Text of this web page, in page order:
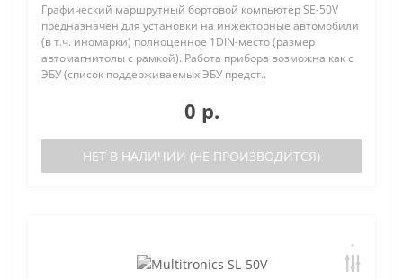
Графический маршрутный бортовой компьютер SE-50V
предназначен для установки на инжекторные автомобили
(в т.ч. иномарки) полноценное 1DIN-место (размер
автомагнитолы с рамкой). Работа прибора возможна как с
ЭБУ (список поддерживаемых ЭБУ предст..
0 р.
НЕТ В НАЛИЧИИ (НЕ ПРОИЗВОДИТСЯ)